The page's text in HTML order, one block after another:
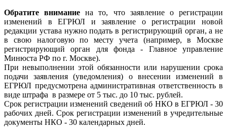
Обратите внимание на то, что заявление о регистрации
изменений в ЕГРЮЛ и заявление о регистрации новой
редакции устава нужно подать в регистрирующий орган, а не
в свою налоговую по месту учета (например, в Москве
регистрирующий орган для фонда - Главное управление
Минюста РФ по г. Москве).
При невыполнении этой обязанности или нарушении срока
подачи заявления (уведомления) о внесении изменений в
ЕГРЮЛ предусмотрена административная ответственность в
виде штрафа в размере от 5 тыс. до 10 тыс. рублей.
Срок регистрации изменений сведений об НКО в ЕГРЮЛ - 30
рабочих дней. Срок регистрации изменений в учредительные
документы НКО - 30 календарных дней.